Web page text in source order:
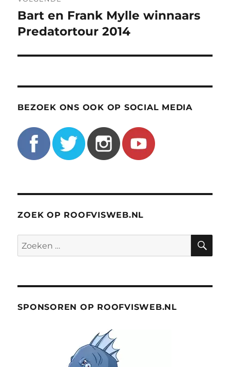
Volgend
bericht:
Bart en Frank Mylle winnaars
Predatortour 2014
BEZOEK ONS OOK OP SOCIAL MEDIA
ZOEK OP ROOFVISWEB.NL
Zoeken
naar:
SPONSOREN OP ROOFVISWEB.NL